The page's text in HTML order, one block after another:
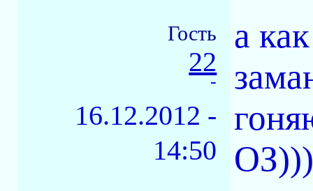
Гость
22
-
16.12.2012 -
14:50
а